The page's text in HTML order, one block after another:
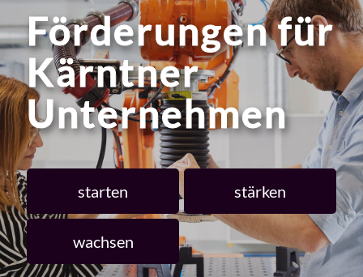
Förderungen für
Kärntner
Unternehmen
starten stärken
wachsen